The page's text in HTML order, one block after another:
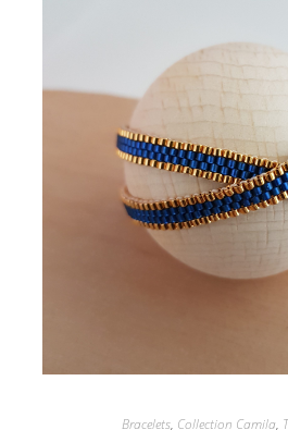
Bracelets, Collection Camila,